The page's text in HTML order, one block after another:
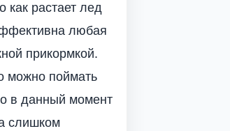
как растает лед
любая
прикормкой.
можно поймать
в данный момент
слишком